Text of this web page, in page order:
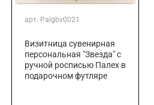
арт. Palgbv0021
Визитница сувенирная
персональная "Звезда" с
ручной росписью Палех в
подарочном футляре